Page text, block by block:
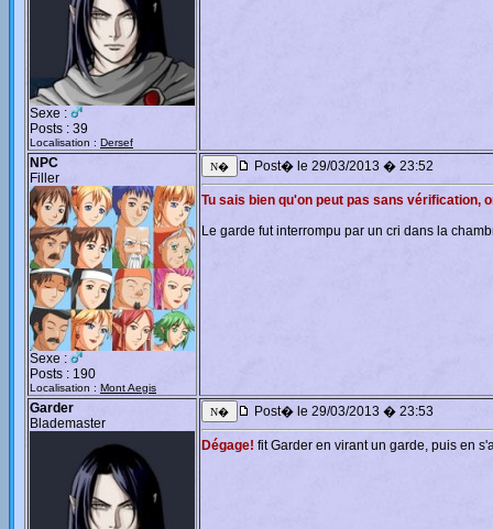
Sexe :
Posts : 39
Localisation : Dersef
NPC
Filler
Sexe :
Posts : 190
Localisation : Mont Aegis
Post� le 29/03/2013 � 23:52
Tu sais bien qu'on peut pas sans vérification,
Le garde fut interrompu par un cri dans la
Garder
Blademaster
Post� le 29/03/2013 � 23:53
Dégage! fit Garder en virant un garde, puis en